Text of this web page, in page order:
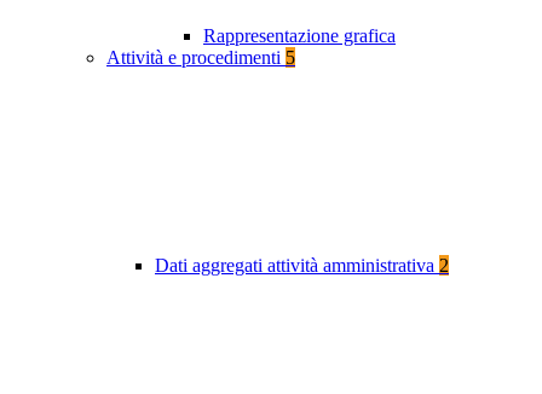
Rappresentazione grafica
Attività e procedimenti 5
Dati aggregati attività amministrativa 2